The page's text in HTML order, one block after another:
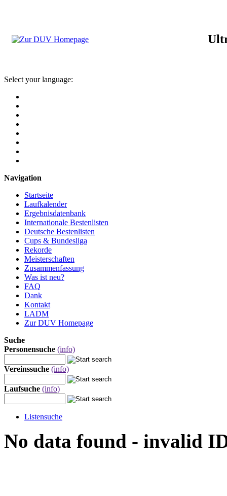
Select your language:
Navigation
Startseite
Laufkalender
Ergebnisdatenbank
Internationale Bestenlisten
Deutsche Bestenlisten
Cups & Bundesliga
Rekorde
Meisterschaften
Zusammenfassung
Was ist neu?
FAQ
Dank
Kontakt
LADM
Zur DUV Homepage
Suche
Personensuche (info)
Vereinssuche (info)
Laufsuche (info)
Listensuche
No data found - invalid